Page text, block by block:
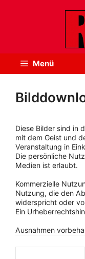
Menü
Diese Bilder sind in
mit dem Geist und
Veranstaltung in
Die persönliche
Medien ist erlaubt.
Kommerzielle
Nutzung, die den
widerspricht oder
Ein
Ausnahmen